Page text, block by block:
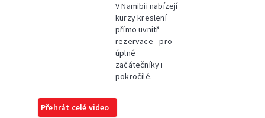
V Namibii nabízejí
kurzy kreslení
přímo uvnitř
rezervace - pro
úplné
začátečníky i
pokročilé.
Přehrát celé video